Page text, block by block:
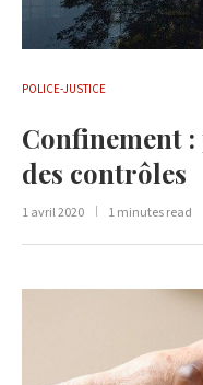
POLICE-JUSTICE
Confinement
des contrôles
1 avril 2020 1 minutes read